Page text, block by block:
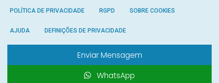
Enviar Mensagem
WhatsApp
POLÍTICA DE PRIVACIDADE RGPD SOBRE COOKIES
AJUDA DEFINIÇÕES DE PRIVACIDADE
- Todos os direitos reservados.